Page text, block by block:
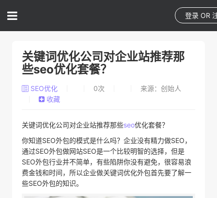
登录 OR
关键词优化公司对企业站推荐那
些seo优化套餐？
SEO优化 0次
来源：创始人
收藏
关键词优化公司对企业站推荐那些seo优化套餐？
你知道SEO外包的模式是什么吗？企业没有精力做SEO，
通过SEO外包做网站SEO是一个比较明智的选择，但是
SEO外包行业并不简单，有些陷阱你没有避免，很容易浪
费金钱和时间，所以企业做关键词优化外包首先要了解一
些SEO外包的知识。